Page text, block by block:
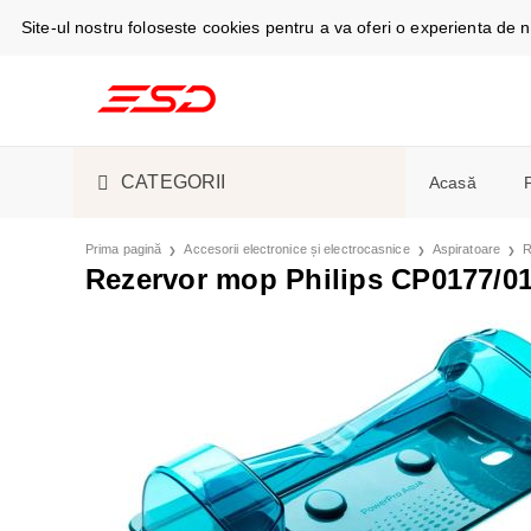
CATEGORII
TELEFOANE ȘI TABLETE CABLURI
HUSE,
ÎNCĂRCARE
SMARTWATCH ȘI GADGET
CĂȘTI
ÎNGRIJIRE
FRIGIDERE
Masini
Camere
Aer
Frigidere
Stații și
LICHIDARE STOC
SUVENIRURI
Acasă
Prima pagină Accesorii electronice și electrocasnice Aspiratoare
Rezervor mop Philips CP0177/
Site-ul nostru foloseste cookies pentru a va oferi o experienta de